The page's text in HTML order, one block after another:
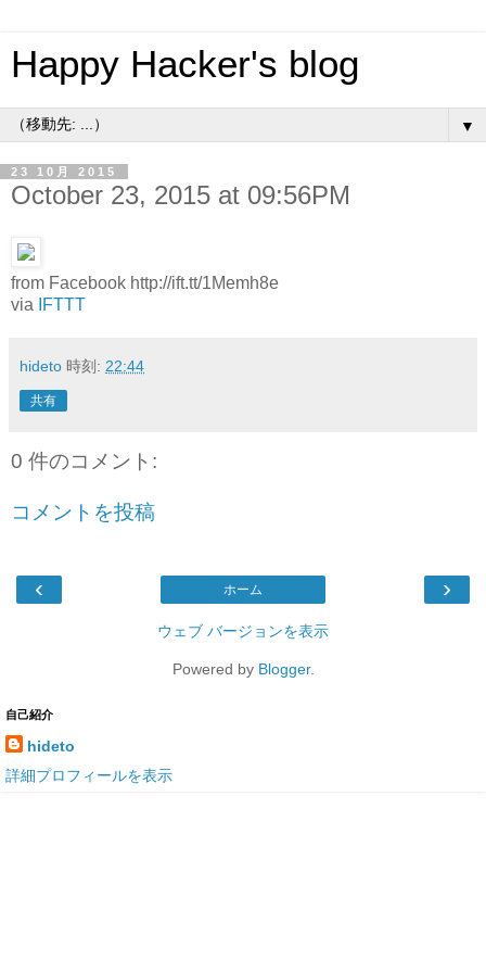
Happy Hacker's blog
▼
23 10月 2015
October 23, 2015 at 09:56PM
from Facebook http://ift.tt/1Memh8e
via
IFTTT
hideto 時刻: 22:44
共有
0 件のコメント:
コメントを投稿
‹ ›
ホーム
ウェブ バージョンを表示
Powered by Blogger.
自己紹介
hideto
詳細プロフィールを表示